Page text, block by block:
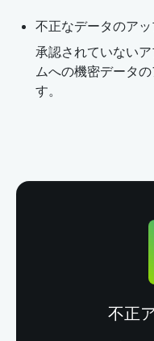
不正なデータのア
承認されていない
ムへの機密データ
す。
不正